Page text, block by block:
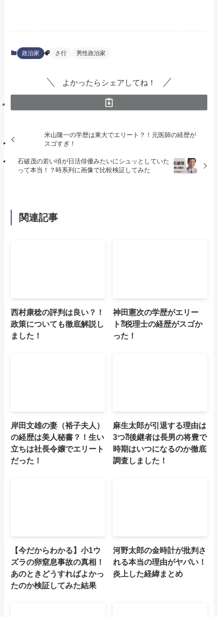
政治家 さ行 男性政治家
よかったらシェアしてね！
米山隆一の学歴は東大でエリート？！元医師の経歴が
スゴすぎ！
石破茂の若い頃が日活俳優みたいにシュッとしていた
って本当！？時系列に画像で比較検証してみた
関連記事
西村康稔の評判は良い？！
政策についても徹底解説し
ました！
神田憲次の学歴がエリー
ト⁈税理士の経歴がスゴか
った！
岸田文雄の妻（裕子夫人）
の経歴は美人秘書？！生い
立ちは社長令嬢でエリート
だった！
麻生太郎が引退する理由は
3つ⁈後継者は長男の将豊で
時期はいつになるのか徹底
調査しました！
【今だからわかる】小1ウ
ズラの卵窒息事故の真相！
あのときどうすればよかっ
たのか検証してみた結果
河野太郎の金時計が批判さ
れる本当の理由がヤバい！
炎上した経緯まとめ